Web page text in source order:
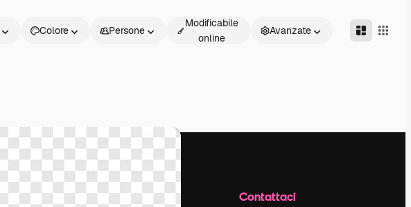
Colore Persone
Modificabile
online
Avanzate
Inizia Azienda Contattaci